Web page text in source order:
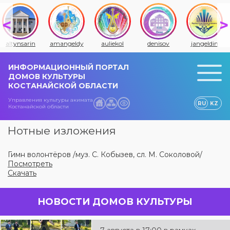
altynsarin amangeldy auliekol denisov jangeldin
ИНФОРМАЦИОННЫЙ ПОРТАЛ
ДОМОВ КУЛЬТУРЫ
КОСТАНАЙСКОЙ ОБЛАСТИ
Управления культуры акимата
Костанайской области
RU KZ
Нотные изложения
Гимн волонтёров /муз. С. Кобызев, сл. М. Соколовой/
Посмотреть
Скачать
НОВОСТИ ДОМОВ КУЛЬТУРЫ